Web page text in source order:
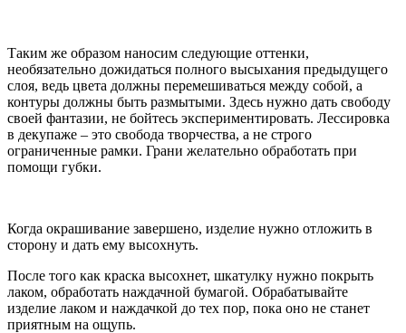
Таким же образом наносим следующие оттенки,
необязательно дожидаться полного высыхания предыдущего
слоя, ведь цвета должны перемешиваться между собой, а
контуры должны быть размытыми. Здесь нужно дать свободу
своей фантазии, не бойтесь экспериментировать. Лессировка
в декупаже – это свобода творчества, а не строго
ограниченные рамки. Грани желательно обработать при
помощи губки.
Когда окрашивание завершено, изделие нужно отложить в
сторону и дать ему высохнуть.
После того как краска высохнет, шкатулку нужно покрыть
лаком, обработать наждачной бумагой. Обрабатывайте
изделие лаком и наждачкой до тех пор, пока оно не станет
приятным на ощупь.